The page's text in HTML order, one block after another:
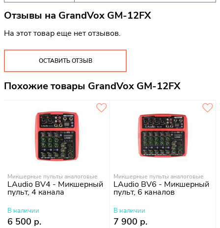
Отзывы на GrandVox GM-12FX
На этот товар еще нет отзывов.
ОСТАВИТЬ ОТЗЫВ
Похожие товары GrandVox GM-12FX
Микшерные пульты аналоговые
LAudio BV4 - Микшерный
пульт, 4 канала
В наличии
6 500 р.
Микшерные пульты аналоговые
LAudio BV6 - Микшерный
пульт, 6 каналов
В наличии
7 900 р.